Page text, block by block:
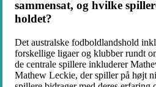
sammensat, og hvilke
holdet?
Det australske fodboldlandshold
forskellige ligaer og klubber rundt
de centrale spillere inkluderer
Mathew Leckie, der spiller på højt